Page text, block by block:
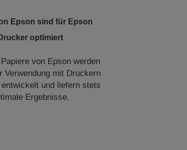
Epson sind für Epson
optimiert
von Epson werden
Verwendung mit Druckern
und liefern stets
Ergebnisse.